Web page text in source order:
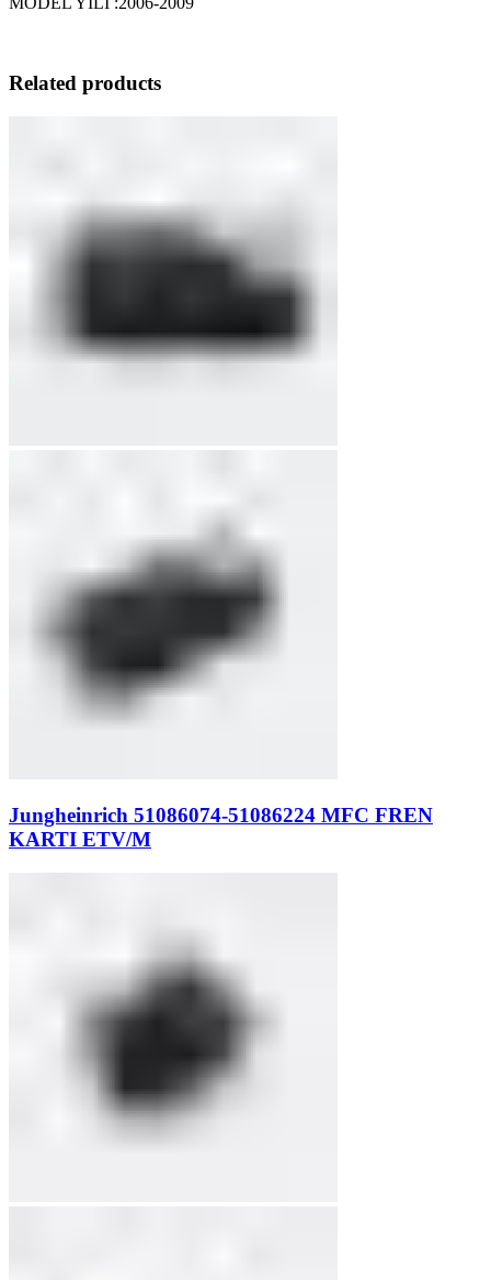
Related products
Jungheinrich 51086074-51086224 MFC FREN
KARTI ETV/M